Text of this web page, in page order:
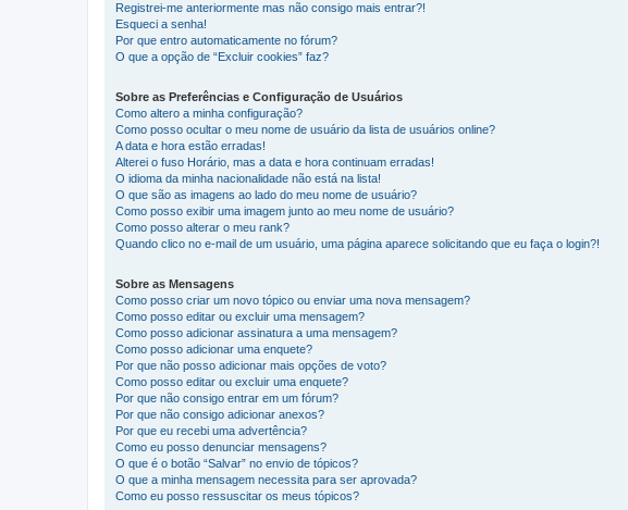
Registrei-me anteriormente mas não consigo mais entrar?!
Esqueci a senha!
Por que entro automaticamente no fórum?
O que a opção de “Excluir cookies” faz?
Sobre as Preferências e Configuração de Usuários
Como altero a minha configuração?
Como posso ocultar o meu nome de usuário da lista de usuários online?
A data e hora estão erradas!
Alterei o fuso Horário, mas a data e hora continuam erradas!
O idioma da minha nacionalidade não está na lista!
O que são as imagens ao lado do meu nome de usuário?
Como posso exibir uma imagem junto ao meu nome de usuário?
Como posso alterar o meu rank?
Quando clico no e-mail de um usuário, uma página aparece solicitando que eu faça o login?!
Sobre as Mensagens
Como posso criar um novo tópico ou enviar uma nova mensagem?
Como posso editar ou excluir uma mensagem?
Como posso adicionar assinatura a uma mensagem?
Como posso adicionar uma enquete?
Por que não posso adicionar mais opções de voto?
Como posso editar ou excluir uma enquete?
Por que não consigo entrar em um fórum?
Por que não consigo adicionar anexos?
Por que eu recebi uma advertência?
Como eu posso denunciar mensagens?
O que é o botão “Salvar” no envio de tópicos?
O que a minha mensagem necessita para ser aprovada?
Como eu posso ressuscitar os meus tópicos?